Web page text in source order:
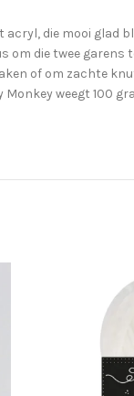
acryl, die mooi glad
om die twee garens
of om zachte
weegt 100